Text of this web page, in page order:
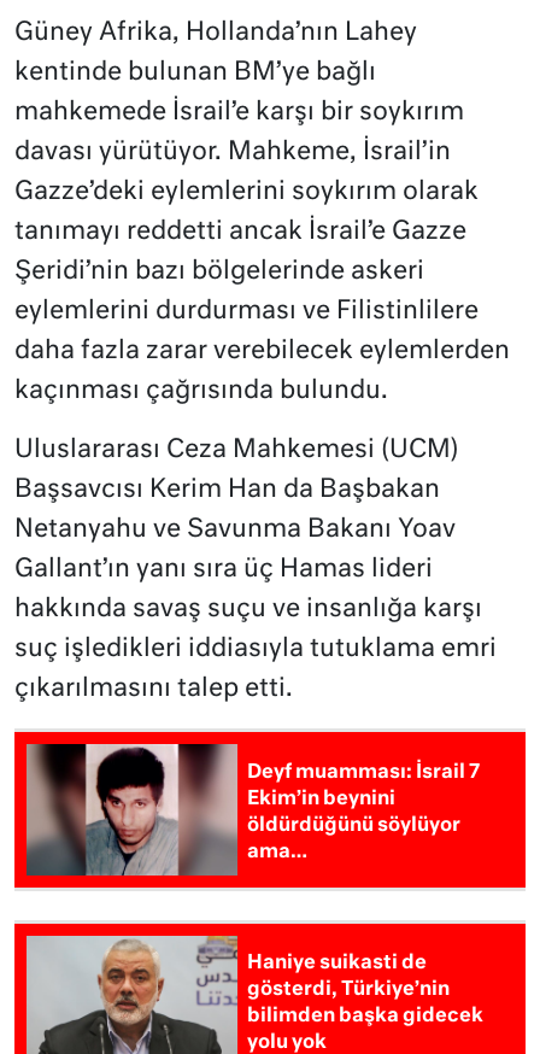
Güney Afrika, Hollanda’nın Lahey
kentinde bulunan BM’ye bağlı
mahkemede İsrail’e karşı bir soykırım
davası yürütüyor. Mahkeme, İsrail’in
Gazze’deki eylemlerini soykırım olarak
tanımayı reddetti ancak İsrail’e Gazze
Şeridi’nin bazı bölgelerinde askeri
eylemlerini durdurması ve Filistinlilere
daha fazla zarar verebilecek eylemlerden
kaçınması çağrısında bulundu.
Uluslararası Ceza Mahkemesi (UCM)
Başsavcısı Kerim Han da Başbakan
Netanyahu ve Savunma Bakanı Yoav
Gallant’ın yanı sıra üç Hamas lideri
hakkında savaş suçu ve insanlığa karşı
suç işledikleri iddiasıyla tutuklama emri
çıkarılmasını talep etti.
Deyf muamması: İsrail 7
Ekim’in beynini
öldürdüğünü söylüyor
ama…
Haniye suikasti de
gösterdi, Türkiye’nin
bilimden başka gidecek
yolu yok